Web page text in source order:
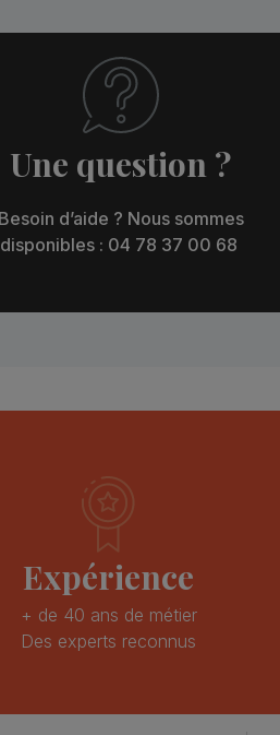
Une question ?
Besoin d’aide ? Nous sommes
disponibles : 04 78 37 00 68
Expérience
+ de 40 ans de métier
Des experts reconnus